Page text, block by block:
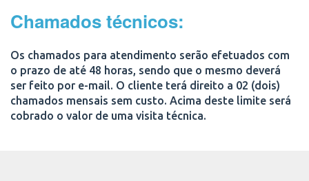
Chamados técnicos:
Os chamados para atendimento serão efetuados com
o prazo de até 48 horas, sendo que o mesmo deverá
ser feito por e-mail. O cliente terá direito a 02 (dois)
chamados mensais sem custo. Acima deste limite será
cobrado o valor de uma visita técnica.